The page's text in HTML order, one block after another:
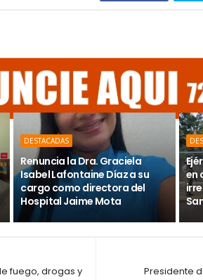
DESTACADAS
Renuncia la Dra. Graciela
Isabel Lafontaine Díaz a su
cargo como directora del
Hospital Jaime Mota
en
Presidente
fuego, drogas y